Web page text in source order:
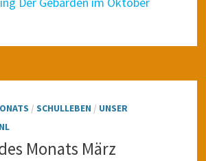
/ SCHULLEBEN / UNSER
Monats März